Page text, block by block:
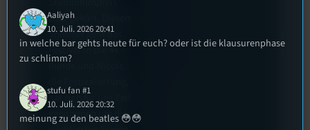
2022 gekürt. Diesen
Sommer geht das
Festival in die 44.
Runde und Nicole,
hat sich für uns Zeit
genommen um die
Aaliyah
10. Juli. 2026 20:41
in welche bar gehts heute für euch? oder ist die klausurenphase
zu schlimm?
stufu fan #1
10. Juli. 2026 20:32
meinung zu den beatles 😳😳